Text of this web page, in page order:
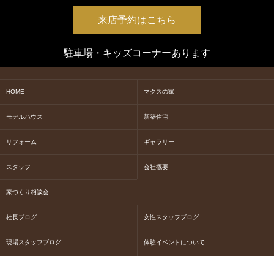
来店予約はこちら
駐車場・キッズコーナーあります
HOME マクスの家
モデルハウス 新築住宅
リフォーム ギャラリー
スタッフ 会社概要
家づくり相談会
社長ブログ 女性スタッフブログ
現場スタッフブログ 体験イベントについて